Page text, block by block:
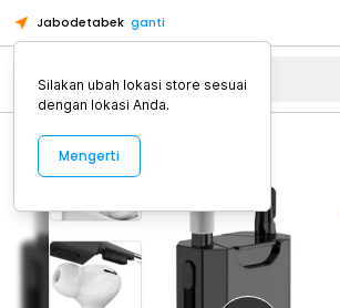
Jabodetabek ganti
Alat Kopi
Silakan ubah lokasi store sesuai
dengan lokasi Anda.
Mengerti